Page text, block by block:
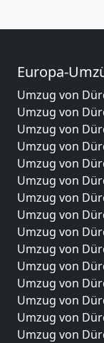
Europa-
Umzug von
Umzug von
Umzug von
Umzug von
Umzug von
Umzug von
Umzug von
Umzug von
Umzug von
Umzug von
Umzug von
Umzug von
Umzug von
Umzug von
Umzug von